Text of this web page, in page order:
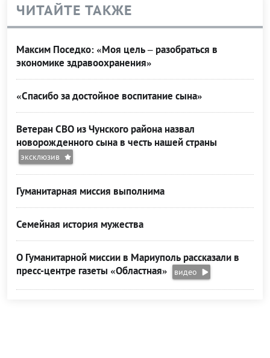
ЧИТАЙТЕ ТАКЖЕ
Максим Поседко: «Моя цель – разобраться в
экономике здравоохранения»
«Спасибо за достойное воспитание сына»
Ветеран СВО из Чунского района назвал
новорожденного сына в честь нашей страны
эксклюзив
Гуманитарная миссия выполнима
Семейная история мужества
О Гуманитарной миссии в Мариуполь рассказали в
пресс-центре газеты «Областная»
видео